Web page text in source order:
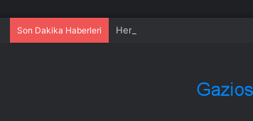
Son Dakika Haberleri Herkesin burun kıvırdığı